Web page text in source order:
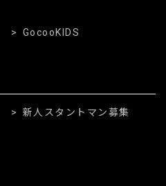
GocooKIDS
新人スタントマン募集